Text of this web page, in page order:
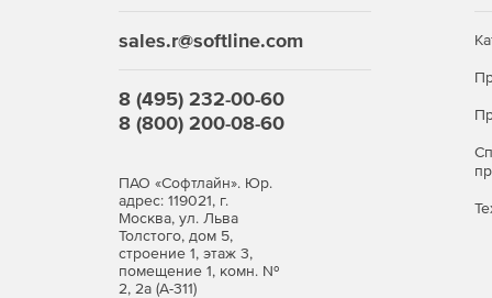
sales.r@softline.com
8 (495) 232-00-60
8 (800) 200-08-60
ПАО «Софтлайн». Юр.
адрес: 119021, г.
Москва, ул. Льва
Толстого, дом 5,
строение 1, этаж 3,
помещение 1, комн. №
2, 2а (А-311)